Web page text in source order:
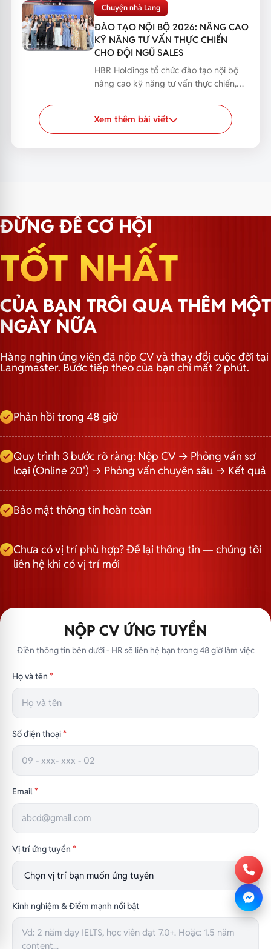
bạn phản hồi...
Chuyện nhà Lang
ĐÀO TẠO NỘI BỘ 2026: NÂNG CAO
KỸ NĂNG TƯ VẤN THỰC CHIẾN
CHO ĐỘI NGŨ SALES
HBR Holdings tổ chức đào tạo nội bộ
nâng cao kỹ năng tư vấn thực chiến,
Xem thêm bài viết
ĐỪNG ĐỂ CƠ HỘI
TỐT NHẤT
CỦA BẠN TRÔI QUA THÊM MỘT
NGÀY NỮA
Hàng nghìn ứng viên đã nộp CV và thay đổi cuộc đời tại
Langmaster. Bước tiếp theo của bạn chỉ mất 2 phút.
Phản hồi trong 48 giờ
Quy trình 3 bước rõ ràng: Nộp CV → Phỏng vấn sơ
loại (Online 20') → Phỏng vấn chuyên sâu → Kết quả
Bảo mật thông tin hoàn toàn
Chưa có vị trí phù hợp? Để lại thông tin — chúng tôi
liên hệ khi có vị trí mới
NỘP CV ỨNG TUYỂN
Điền thông tin bên dưới - HR sẽ liên hệ bạn trong 48 giờ làm việc
Họ và tên *
Số điện thoại*
Email*
Vị trí ứng tuyển *
Kinh nghiệm & Điểm mạnh nổi bật